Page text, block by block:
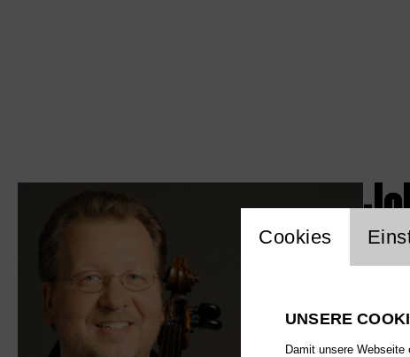
Cookies
UNSERE
Damit unsere Webseite